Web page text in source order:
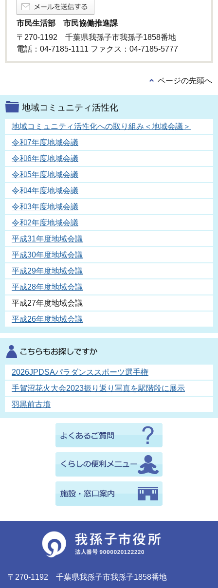
市民生活部 市民協働推進課
〒270-1192 千葉県我孫子市我孫子1858番地
電話：04-7185-1111 ファクス：04-7185-5777
ページの先頭へ
地域コミュニティ活性化
地域コミュニティ活性化への取り組み＜地域会議＞
令和7年度地域会議
令和6年度地域会議
令和5年度地域会議
令和4年度地域会議
令和3年度地域会議
令和2年度地域会議
平成31年度地域会議
平成30年度地域会議
平成29年度地域会議
平成28年度地域会議
平成27年度地域会議
平成26年度地域会議
2026JPDSAパラダンススポーツ選手権
手賀沼花火大会2023振り返り写真を駅階段に展示
羽黒前古墳
〒270-1192 千葉県我孫子市我孫子1858番地